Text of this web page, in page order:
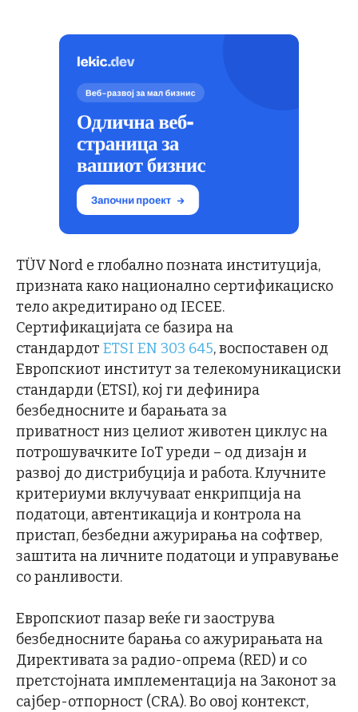
TÜV Nord е глобално позната институција,
призната како национално сертификациско
тело акредитирано од IECEE.
Сертификацијата се базира на
стандардот ETSI EN 303 645, воспоставен од
Европскиот институт за телекомуникациски
стандарди (ETSI), кој ги дефинира
безбедносните и барањата за
приватност низ целиот животен циклус на
потрошувачките IoT уреди – од дизајн и
развој до дистрибуција и работа. Клучните
критериуми вклучуваат енкрипција на
податоци, автентикација и контрола на
пристап, безбедни ажурирања на софтвер,
заштита на личните податоци и управување
со ранливости.
Европскиот пазар веќе ги заострува
безбедносните барања со ажурирањата на
Директивата за радио-опрема (RED) и со
претстојната имплементација на Законот за
сајбер-отпорност (CRA). Во овој контекст,